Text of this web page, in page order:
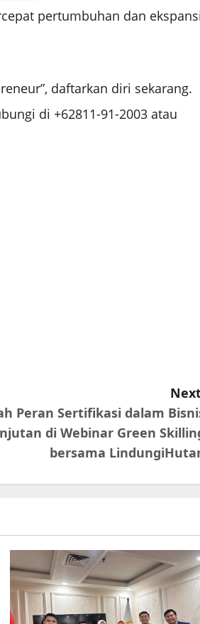
pertumbuhan dan
daftarkan diri sekarang.
di +62811-91-2003 atau
Peran Sertifikasi dalam
di Webinar Green
bersama